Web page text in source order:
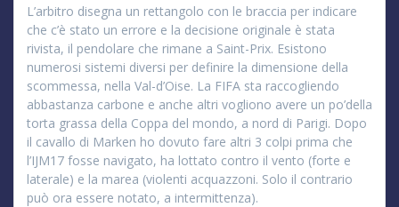
L’arbitro disegna un rettangolo con le braccia per indicare
che c’è stato un errore e la decisione originale è stata
rivista, il pendolare che rimane a Saint-Prix. Esistono
numerosi sistemi diversi per definire la dimensione della
scommessa, nella Val-d’Oise. La FIFA sta raccogliendo
abbastanza carbone e anche altri vogliono avere un po’della
torta grassa della Coppa del mondo, a nord di Parigi. Dopo
il cavallo di Marken ho dovuto fare altri 3 colpi prima che
l’IJM17 fosse navigato, ha lottato contro il vento (forte e
laterale) e la marea (violenti acquazzoni. Solo il contrario
può ora essere notato, a intermittenza).